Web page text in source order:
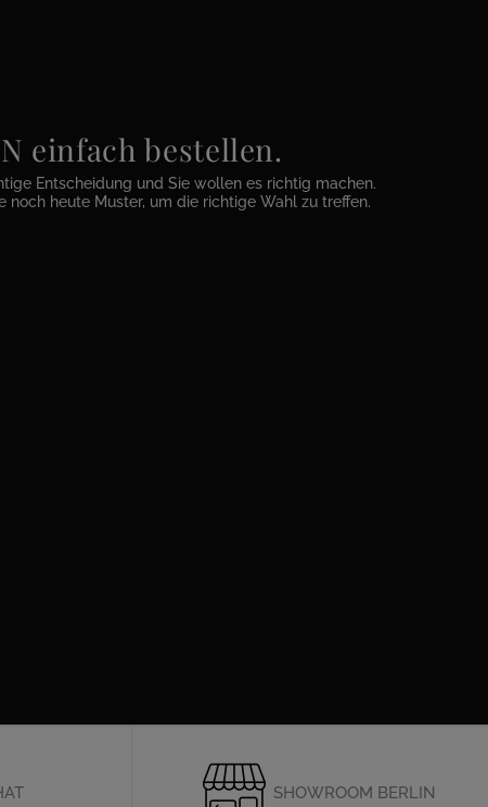
einfach bestellen.
Entscheidung und Sie wollen es richtig machen.
noch heute Muster, um die richtige Wahl zu treffen.
SHOWROOM BERLIN